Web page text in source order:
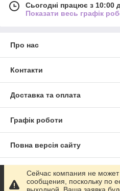
Сьогодні працює з 10:00
Показати весь графік
Про нас
Контакти
Доставка та оплата
Графік роботи
Повна версія сайту
Сайт створено на
Сейчас компания не может
сообщения, поскольку по